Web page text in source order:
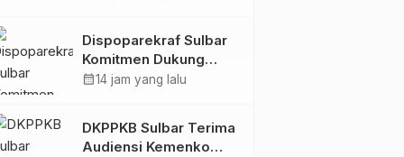
Tetap Dimatangkan
Dispoparekraf Sulbar
Komitmen Dukung
Penyusunan RAD
calendar_month14 jam yang lalu
DKPPKB Sulbar Terima
Audiensi Kemenko